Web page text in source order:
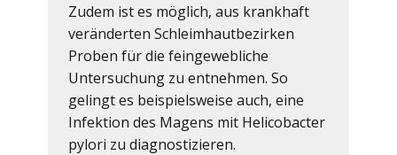
Zudem ist es möglich, aus krankhaft
veränderten Schleimhautbezirken
Proben für die feingewebliche
Untersuchung zu entnehmen. So
gelingt es beispielsweise auch, eine
Infektion des Magens mit Helicobacter
pylori zu diagnostizieren.